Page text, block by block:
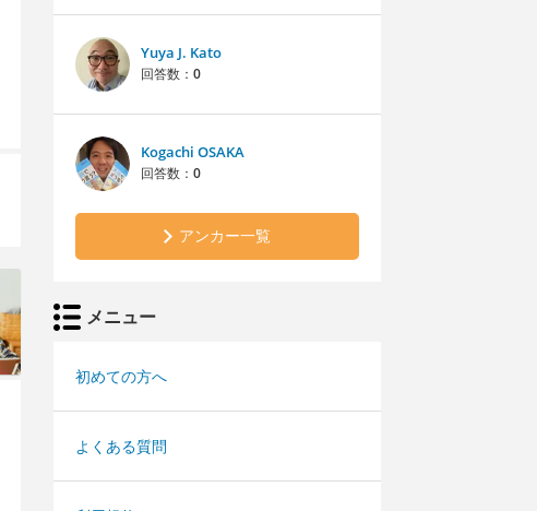
Yuya J. Kato
回答数： 0
Kogachi OSAKA
回答数： 0
アンカー一覧
メニュー
初めての方へ
よくある質問